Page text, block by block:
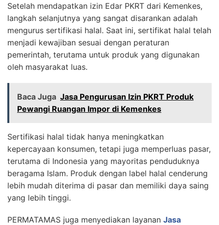
Setelah mendapatkan izin Edar PKRT dari Kemenkes,
langkah selanjutnya yang sangat disarankan adalah
mengurus sertifikasi halal. Saat ini, sertifikat halal telah
menjadi kewajiban sesuai dengan peraturan
pemerintah, terutama untuk produk yang digunakan
oleh masyarakat luas.
Baca Juga Jasa Pengurusan Izin PKRT Produk
Pewangi Ruangan Impor di Kemenkes
Sertifikasi halal tidak hanya meningkatkan
kepercayaan konsumen, tetapi juga memperluas pasar,
terutama di Indonesia yang mayoritas penduduknya
beragama Islam. Produk dengan label halal cenderung
lebih mudah diterima di pasar dan memiliki daya saing
yang lebih tinggi.
PERMATAMAS juga menyediakan layanan Jasa